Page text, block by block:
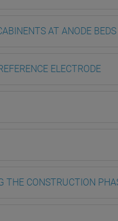
AT ANODE BEDS
ELECTRODE
THE CONSTRUCTION